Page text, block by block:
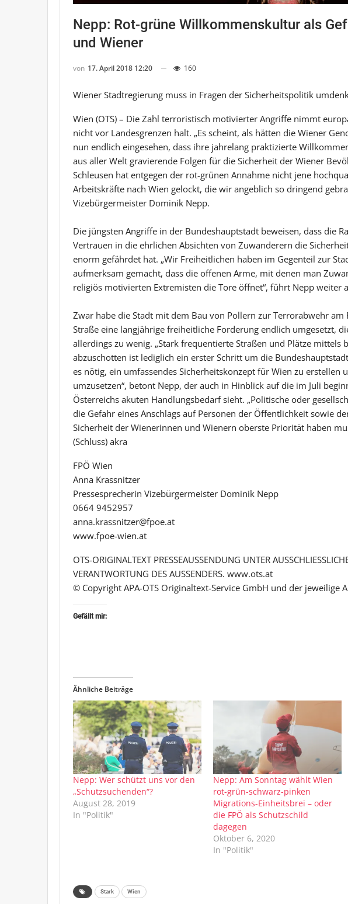
Nepp: Rot-grüne Willkommenskultur als
und Wiener
von 17. April 2018 12:20 160
Wiener Stadtregierung muss in Fragen der Sicherheitspolitik
Wien (OTS) – Die Zahl terroristisch motivierter Angriffe nimmt
nicht vor Landesgrenzen halt. „Es scheint, als hätten die Wiener
nun endlich eingesehen, dass ihre jahrelang praktizierte
aus aller Welt gravierende Folgen für die Sicherheit der Wiener
Schleusen hat entgegen der rot-grünen Annahme nicht jene
Arbeitskräfte nach Wien gelockt, die wir angeblich so dringend
Vizebürgermeister Dominik Nepp.
Die jüngsten Angriffe in der Bundeshauptstadt beweisen, dass die
Vertrauen in die ehrlichen Absichten von Zuwanderern die
enorm gefährdet hat. „Wir Freiheitlichen haben im Gegenteil zur
aufmerksam gemacht, dass die offenen Arme, mit denen man
religiös motivierten Extremisten die Tore öffnet“, führt Nepp weiter
Zwar habe die Stadt mit dem Bau von Pollern zur Terrorabwehr
Straße eine langjährige freiheitliche Forderung endlich umgesetzt,
allerdings zu wenig. „Stark frequentierte Straßen und Plätze mittels
abzuschotten ist lediglich ein erster Schritt um die
es nötig, ein umfassendes Sicherheitskonzept für Wien zu erstellen
umzusetzen“, betont Nepp, der auch in Hinblick auf die im Juli
Österreichs akuten Handlungsbedarf sieht. „Politische oder
die Gefahr eines Anschlags auf Personen der Öffentlichkeit sowie
Sicherheit der Wienerinnen und Wienern oberste Priorität haben
(Schluss) akra
FPÖ Wien
Anna Krassnitzer
Pressesprecherin Vizebürgermeister Dominik Nepp
0664 9452957
anna.krassnitzer@fpoe.at
www.fpoe-wien.at
OTS-ORIGINALTEXT PRESSEAUSSENDUNG UNTER
VERANTWORTUNG DES AUSSENDERS. www.ots.at
© Copyright APA-OTS Originaltext-Service GmbH und der jeweilige
Gefällt mir:
Ähnliche Beiträge
Nepp: Wer schützt uns vor den
„Schutzsuchenden“?
August 28, 2019
In "Politik"
Nepp: Am Sonntag wählt Wien
rot-grün-schwarz-pinken
Migrations-Einheitsbrei – oder
die FPÖ als Schutzschild
dagegen
Oktober 6, 2020
In "Politik"
Stark Wien